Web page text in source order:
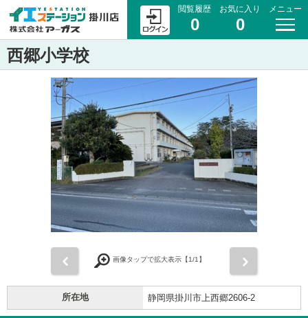
閲覧履歴
0
お気に入り
0
メニュー
西郷小学校
画像タップで拡大表示【1/1】
所在地 静岡県掛川市上西郷2606-2